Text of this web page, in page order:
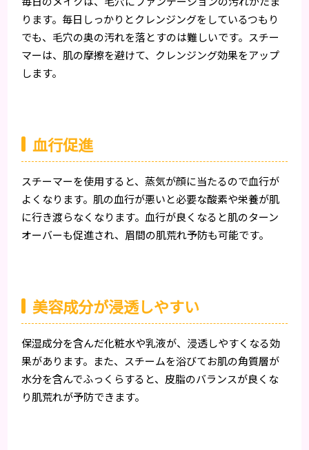
ります。毎日しっかりとクレンジングをしているつもり
でも、毛穴の奥の汚れを落とすのは難しいです。スチー
マーは、肌の摩擦を避けて、クレンジング効果をアップ
します。
血行促進
スチーマーを使用すると、蒸気が顔に当たるので血行が
よくなります。肌の血行が悪いと必要な酸素や栄養が肌
に行き渡らなくなります。血行が良くなると肌のターン
オーバーも促進され、眉間の肌荒れ予防も可能です。
美容成分が浸透しやすい
保湿成分を含んだ化粧水や乳液が、浸透しやすくなる効
果があります。また、スチームを浴びてお肌の角質層が
水分を含んでふっくらすると、皮脂のバランスが良くな
り肌荒れが予防できます。